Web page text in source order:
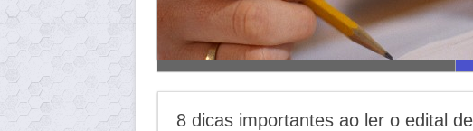
8 dicas importantes ao ler o edital